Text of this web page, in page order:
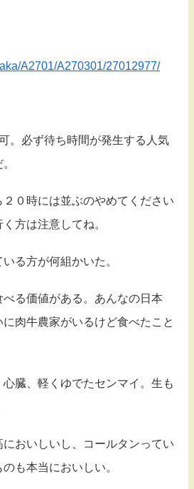
A2701/A270301/27012977/
。必ず待ち時間が発生する人気
０時には並ぶのやめてください
方は注意してね。
る方が何組かいた。
る価値がある。あんなの日本
肉牛農家がいるけど食べたこと
臓、軽くゆでたセンマイ。生も
おいしいし、コールタンってい
も本当においしい。